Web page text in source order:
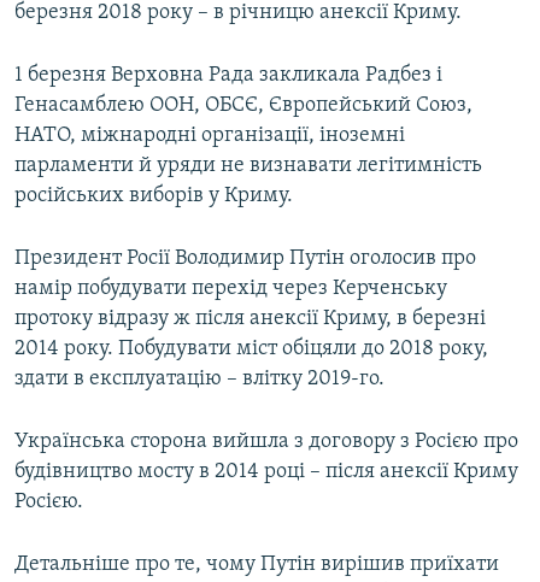
березня 2018 року – в річницю анексії Криму.
1 березня Верховна Рада закликала Радбез і
Генасамблею ООН, ОБСЄ, Європейський Союз,
НАТО, міжнародні організації, іноземні
парламенти й уряди не визнавати легітимність
російських виборів у Криму.
Президент Росії Володимир Путін оголосив про
намір побудувати перехід через Керченську
протоку відразу ж після анексії Криму, в березні
2014 року. Побудувати міст обіцяли до 2018 року,
здати в експлуатацію – влітку 2019-го.
Українська сторона вийшла з договору з Росією про
будівництво мосту в 2014 році – після анексії Криму
Росією.
Детальніше про те, чому Путін вирішив приїхати